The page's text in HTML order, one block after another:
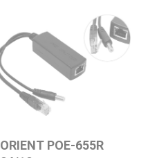
ORIENT POE-655R